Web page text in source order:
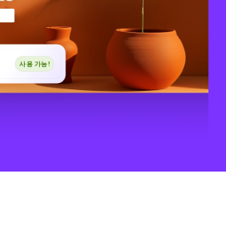
사용 가능!